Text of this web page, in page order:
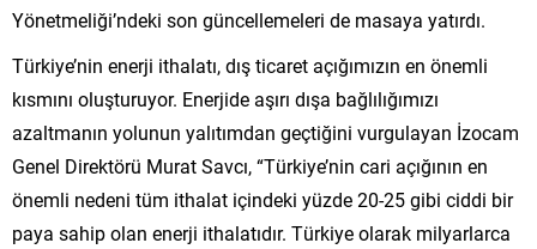
Yönetmeliği’ndeki son güncellemeleri de masaya yatırdı.
Türkiye’nin enerji ithalatı, dış ticaret açığımızın en önemli
kısmını oluşturuyor. Enerjide aşırı dışa bağlılığımızı
azaltmanın yolunun yalıtımdan geçtiğini vurgulayan İzocam
Genel Direktörü Murat Savcı, “Türkiye’nin cari açığının en
önemli nedeni tüm ithalat içindeki yüzde 20-25 gibi ciddi bir
paya sahip olan enerji ithalatıdır. Türkiye olarak milyarlarca